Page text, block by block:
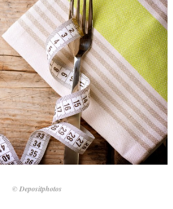
© Depositphotos